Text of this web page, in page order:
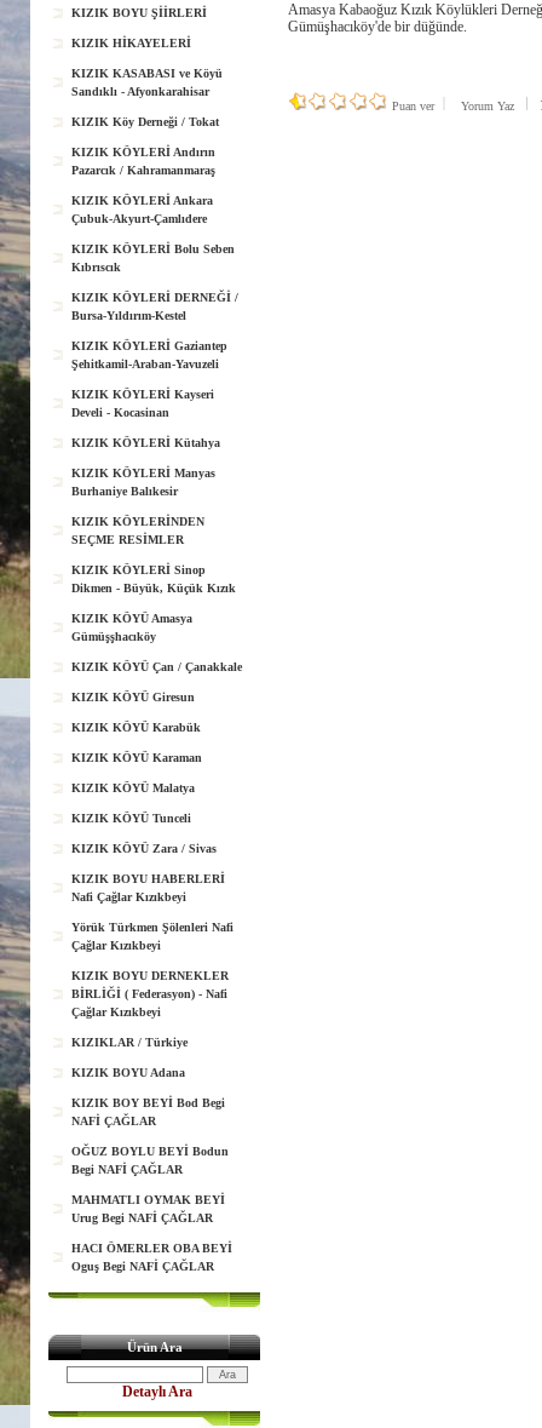
KIZIK BOYU ŞİİRLERİ
KIZIK HİKAYELERİ
KIZIK KASABASI ve Köyü
Sandıklı - Afyonkarahisar
KIZIK Köy Derneği / Tokat
KIZIK KÖYLERİ Andırın
Pazarcık / Kahramanmaraş
KIZIK KÖYLERİ Ankara
Çubuk-Akyurt-Çamlıdere
KIZIK KÖYLERİ Bolu Seben
Kıbrıscık
KIZIK KÖYLERİ DERNEĞİ /
Bursa-Yıldırım-Kestel
KIZIK KÖYLERİ Gaziantep
Şehitkamil-Araban-Yavuzeli
KIZIK KÖYLERİ Kayseri
Develi - Kocasinan
KIZIK KÖYLERİ Kütahya
KIZIK KÖYLERİ Manyas
Burhaniye Balıkesir
KIZIK KÖYLERİNDEN
SEÇME RESİMLER
KIZIK KÖYLERİ Sinop
Dikmen - Büyük, Küçük Kızık
KIZIK KÖYÜ Amasya
Gümüşşhacıköy
KIZIK KÖYÜ Çan / Çanakkale
KIZIK KÖYÜ Giresun
KIZIK KÖYÜ Karabük
KIZIK KÖYÜ Karaman
KIZIK KÖYÜ Malatya
KIZIK KÖYÜ Tunceli
KIZIK KÖYÜ Zara / Sivas
KIZIK BOYU HABERLERİ
Nafi Çağlar Kızıkbeyi
Yörük Türkmen Şölenleri Nafi
Çağlar Kızıkbeyi
KIZIK BOYU DERNEKLER
BİRLİĞİ ( Federasyon) - Nafi
Çağlar Kızıkbeyi
KIZIKLAR / Türkiye
KIZIK BOYU Adana
KIZIK BOY BEYİ Bod Begi
NAFİ ÇAĞLAR
OĞUZ BOYLU BEYİ Bodun
Begi NAFİ ÇAĞLAR
MAHMATLI OYMAK BEYİ
Urug Begi NAFİ ÇAĞLAR
HACI ÖMERLER OBA BEYİ
Oguş Begi NAFİ ÇAĞLAR
Ürün Ara
Detaylı Ara
Amasya Kabaoğuz Kızık Köylükleri
Gümüşhacıköy'de bir düğünde.
Puan ver Yorum Yaz